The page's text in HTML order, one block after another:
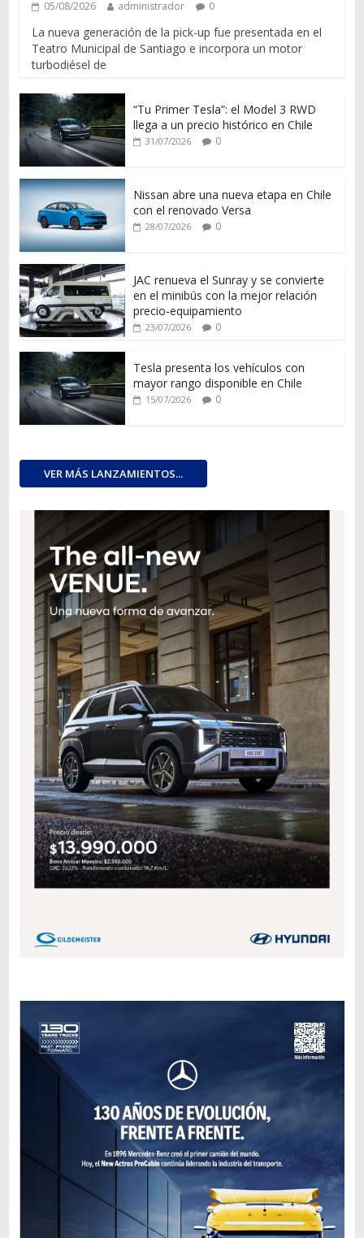
05/08/2026 administrador 0
La nueva generación de la pick-up fue presentada en el
Teatro Municipal de Santiago e incorpora un motor
turbodiésel de
“Tu Primer Tesla”: el Model 3 RWD
llega a un precio histórico en Chile
31/07/2026 0
Nissan abre una nueva etapa en Chile
con el renovado Versa
28/07/2026 0
JAC renueva el Sunray y se convierte
en el minibús con la mejor relación
precio-equipamiento
23/07/2026 0
Tesla presenta los vehículos con
mayor rango disponible en Chile
15/07/2026 0
VER MÁS LANZAMIENTOS...